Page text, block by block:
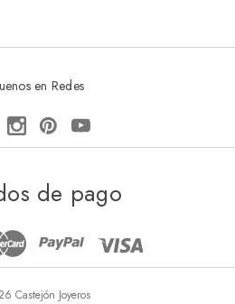
en Redes
de pago
Castejón Joyeros